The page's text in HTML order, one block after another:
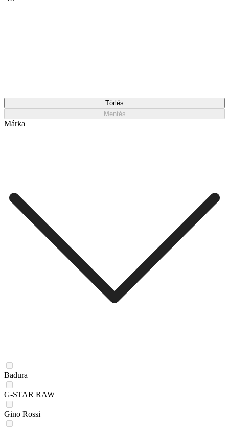
Törlés
Mentés
Márka
Badura
G-STAR RAW
Gino Rossi